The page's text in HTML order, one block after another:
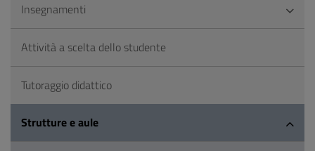
Insegnamenti
Attività a scelta dello studente
Tutoraggio didattico
Strutture e aule